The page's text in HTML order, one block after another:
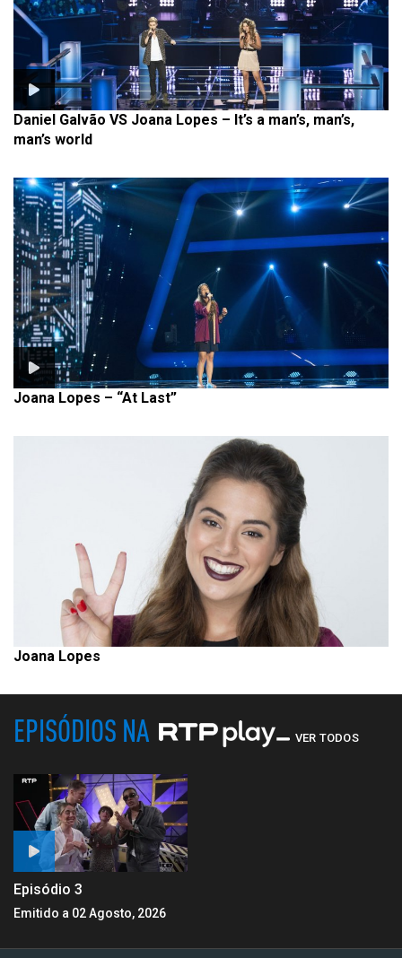
Daniel Galvão VS Joana Lopes – It’s a man’s, man’s,
man’s world
Joana Lopes – “At Last”
Joana Lopes
EPISÓDIOS NA VER TODOS
Episódio 3
Emitido a 02 Agosto, 2026